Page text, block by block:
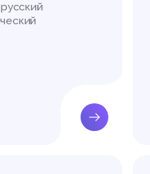
ГЛАВА 1.
ЕННОЙ И ЗАРУБЕЖНОЙ
1.1. Понятие
В Психологическом
кие процессы и
исных) ситуаций, особенно